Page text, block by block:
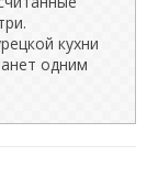
кухни
одним